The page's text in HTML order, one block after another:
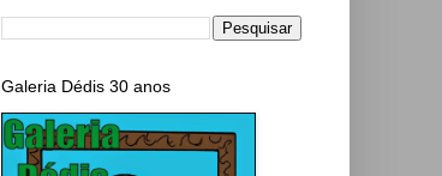
Galeria Dédis 30 anos